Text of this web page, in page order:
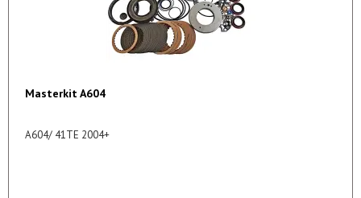
Masterkit A604
A604/ 41TE 2004+